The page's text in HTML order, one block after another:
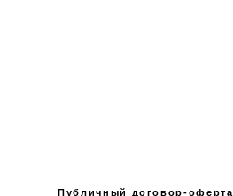
Публичный договор-оферта